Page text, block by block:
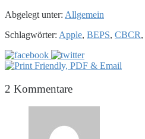
Abgelegt unter: Allgemein
Schlagwörter: Apple, BEPS, CBCR,
2 Kommentare